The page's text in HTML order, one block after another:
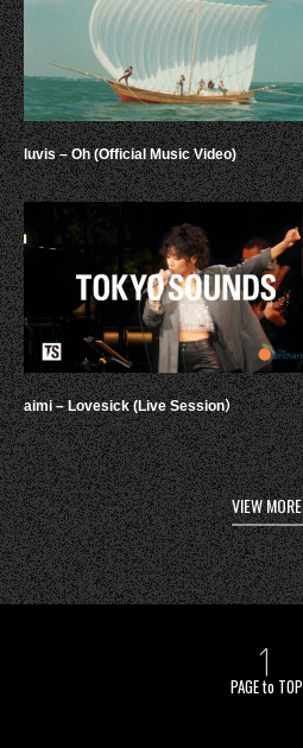
luvis – Oh (Official Music Video)
aimi – Lovesick (Live Session）
VIEW MORE
PAGE to TOP